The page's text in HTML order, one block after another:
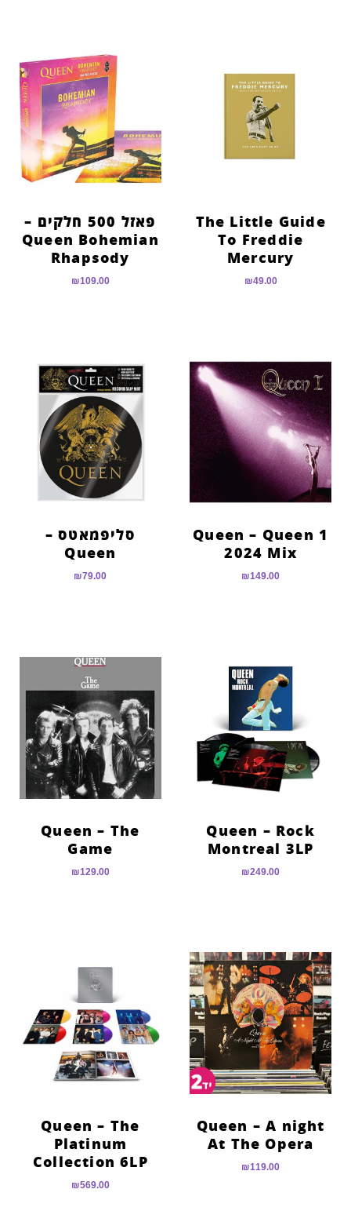
The Little Guide
To Freddie
Mercury
₪49.00
פאזל 500 חלקים –
Queen Bohemian
Rhapsody
₪109.00
Queen – Queen 1
2024 Mix
₪149.00
סליפמאטס –
Queen
₪79.00
Queen – Rock
Montreal 3LP
₪249.00
Queen – The
Game
₪129.00
Queen – A night
At The Opera
₪119.00
Queen – The
Platinum
Collection 6LP
₪569.00